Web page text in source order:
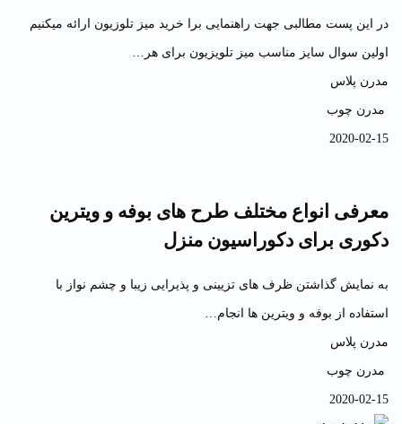
در این پست مطالبی جهت راهنمایی برا خرید میز تلوزیون ارائه میکنیم
اولین سوال سایز مناسب میز تلویزیون برای هر…
مدرن پلاس
مدرن چوب
2020-02-15
معرفی انواع مختلف طرح های بوفه و ویترین
دکوری برای دکوراسیون منزل
به نمایش گذاشتن ظرف های تزیینی و پذیرایی زیبا و چشم نواز با
استفاده از بوفه و ویترین ها انجام…
مدرن پلاس
مدرن چوب
2020-02-15